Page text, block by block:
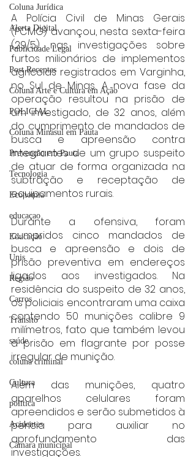
Coluna Jurídica
Alerta Digital
Publicidade Legal
Post Recentes
Coluna Arte e Cultura em Ação
POLICIAL
Coluna Minasul em Pauta
Prevenção em Pauta
Tecnologia
Economia
educaçao
Educação
Unis
Região
Carros
Trânsito
saúde
coluna criminal
Cultura
politica
Acidentes
Câmara municipal
A Polícia Civil de Minas Gerais
(PCMG) avançou, nesta sexta-feira
(29/5), nas investigações sobre
furtos milionários de implementos
agrícolas registrados em Varginha,
no Sul de Minas. A nova fase da
operação resultou na prisão de
um investigado, de 32 anos, além
do cumprimento de mandados de
busca e apreensão contra
integrantes de um grupo suspeito
de atuar de forma organizada na
subtração e receptação de
equipamentos rurais.
Durante a ofensiva, foram
cumpridos cinco mandados de
busca e apreensão e dois de
prisão preventiva em endereços
ligados aos investigados. Na
residência do suspeito de 32 anos,
os policiais encontraram uma caixa
contendo 50 munições calibre 9
milímetros, fato que também levou
à prisão em flagrante por posse
irregular de munição.
Além das munições, quatro
aparelhos celulares foram
apreendidos e serão submetidos à
perícia para auxiliar no
aprofundamento das
investigações.